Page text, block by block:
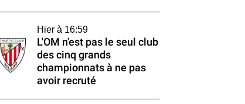
Hier à 16:59
L'OM n'est pas le seul club
des cinq grands
championnats à ne pas
avoir recruté